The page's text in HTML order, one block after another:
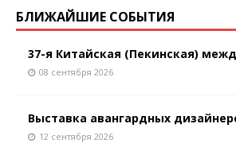
БЛИЖАЙШИЕ СОБЫТИЯ
37-я Китайская (Пекинская)
08 сентября 2026
Выставка авангардных
12 сентября 2026